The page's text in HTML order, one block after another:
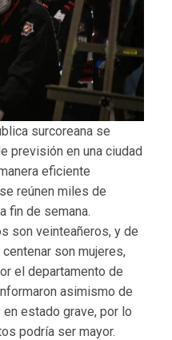
surcoreana se
previsión en una ciudad
eficiente
reúnen miles de
fin de semana.
son veinteañeros, y de
son mujeres,
el departamento de
asimismo de
estado grave, por lo
podría ser mayor.